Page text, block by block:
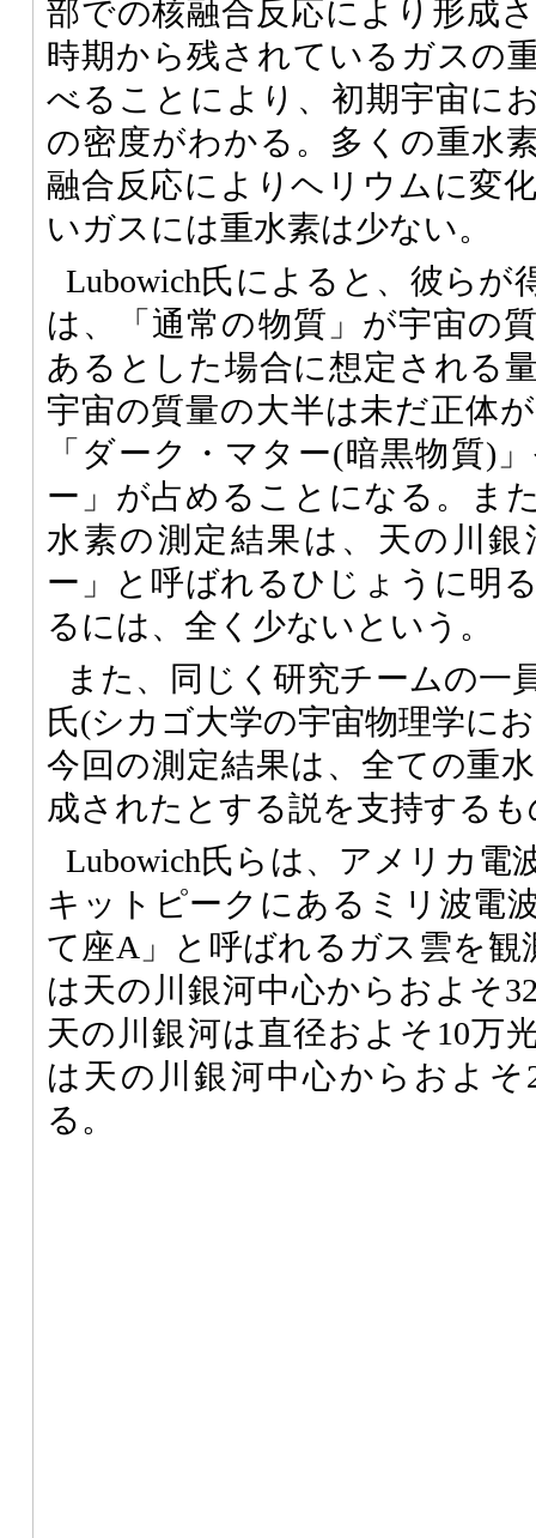
部での核融合反応により形成
時期から残されているガスの
べることにより、初期宇宙に
の密度がわかる。多くの重水
融合反応によりヘリウムに変
いガスには重水素は少ない。
Lubowich氏によると、彼らが
は、「通常の物質」が宇宙の
あるとした場合に想定される
宇宙の質量の大半は未だ正体
「ダーク・マター(暗黒物質)
ー」が占めることになる。ま
水素の測定結果は、天の川
ー」と呼ばれるひじょうに明
るには、全く少ないという。
また、同じく研究チームの一
氏(シカゴ大学の宇宙物理学に
今回の測定結果は、全ての重
成されたとする説を支持する
Lubowich氏らは、アメリカ電
キットピークにあるミリ波電
て座A」と呼ばれるガス雲を観
は天の川銀河中心からおよそ
天の川銀河は直径およそ10万
は天の川銀河中心からおよ
る。